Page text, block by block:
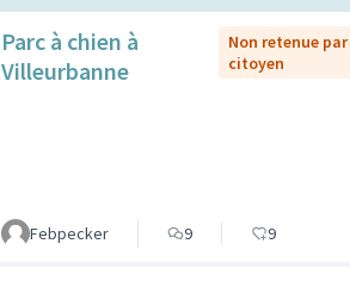
Parc à chien à
Villeurbanne
Non retenue
citoyen
Febpecker 9 9